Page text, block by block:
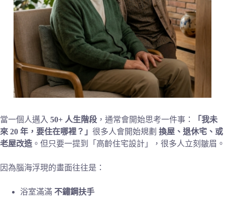
當一個人邁入 50+ 人生階段 ，通常會開始思考一件事：
「我未
來 20 年，要住在哪裡？」 很多人會開始規劃 換屋、退休宅、或
老屋改造 。但只要一提到「高齡住宅設計」，很多人立刻皺眉。
因為腦海浮現的畫面往往是：
浴室滿滿 不鏽鋼扶手